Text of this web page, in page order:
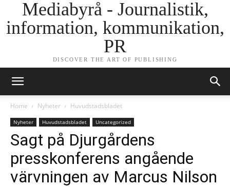
Mediabyrå - Journalistik,
information, kommunikation,
PR
DISCOVER THE ART OF PUBLISHING
Home Nyheter Huvudstadsbladet
Nyheter Huvudstadsbladet Uncategorized
Sagt på Djurgårdens
presskonferens angående
värvningen av Marcus Nilson